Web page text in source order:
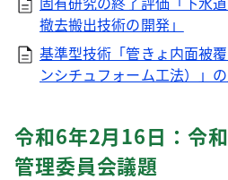
撤去搬出技術の開発」
基準型技術「管きょ内面被
ンシチュフォーム工法）」
令和6年2月16日：令
管理委員会議題